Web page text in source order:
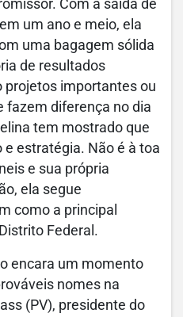
Com a saída de
um ano e meio, ela
uma bagagem sólida
de resultados
projetos importantes ou
fazem diferença no dia
tem mostrado que
estratégia. Não é à toa
e sua própria
ela segue
como a principal
Federal.
encara um momento
nomes na
(PV), presidente do